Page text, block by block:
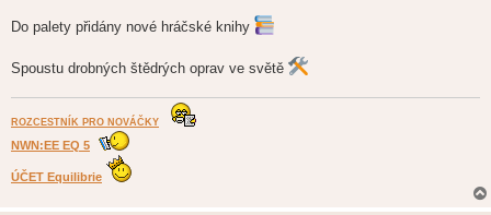
Do palety přidány nové hráčské knihy
Spoustu drobných štědrých oprav ve světě
ROZCESTNÍK PRO NOVÁČKY
NWN:EE EQ 5
ÚČET Equilibrie